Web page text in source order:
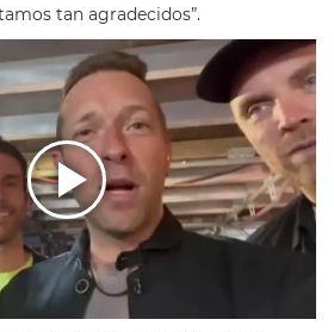
tan agradecidos”.